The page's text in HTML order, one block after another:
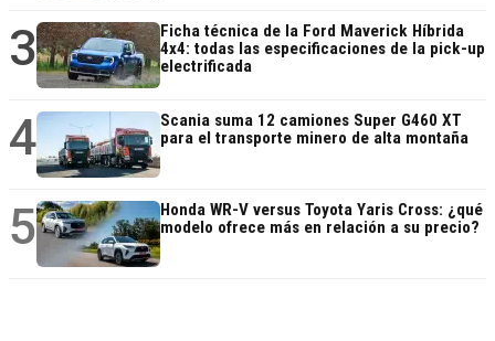
3
Ficha técnica de la Ford Maverick Híbrida
4x4: todas las especificaciones de la pick-up
electrificada
4
Scania suma 12 camiones Super G460 XT
para el transporte minero de alta montaña
5
Honda WR-V versus Toyota Yaris Cross: ¿qué
modelo ofrece más en relación a su precio?